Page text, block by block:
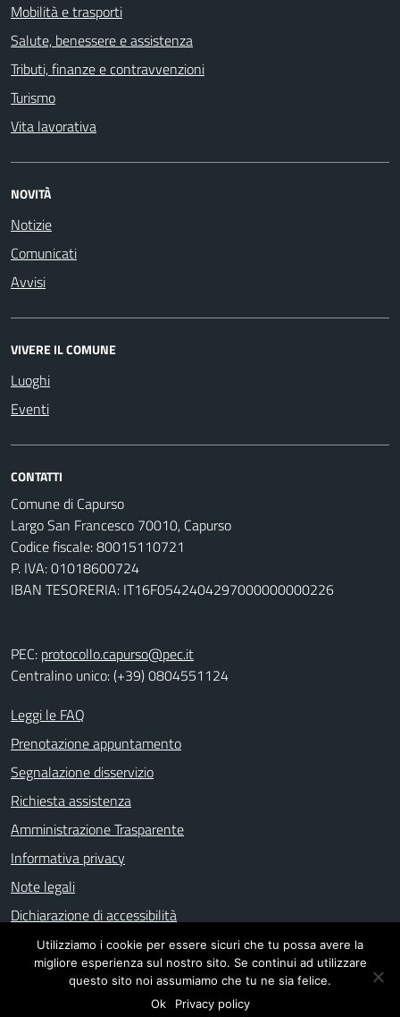
Mobilità e trasporti
Salute, benessere e assistenza
Tributi, finanze e contravvenzioni
Turismo
Vita lavorativa
NOVITÀ
Notizie
Comunicati
Avvisi
VIVERE IL COMUNE
Luoghi
Eventi
CONTATTI
Comune di Capurso
Largo San Francesco 70010, Capurso
Codice fiscale: 80015110721
P. IVA: 01018600724
IBAN TESORERIA: IT16F0542404297000000000226
PEC: protocollo.capurso@pec.it
Centralino unico: (+39) 0804551124
Leggi le FAQ
Prenotazione appuntamento
Segnalazione disservizio
Richiesta assistenza
Amministrazione Trasparente
Informativa privacy
Note legali
Dichiarazione di accessibilità
Mappa del sito
Utilizziamo i cookie per essere sicuri che tu possa avere la
migliore esperienza sul nostro sito. Se continui ad utilizzare
questo sito noi assumiamo che tu ne sia felice.
Ok
Privacy policy